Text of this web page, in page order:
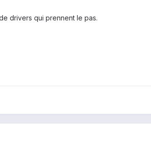
drivers qui prennent le pas.